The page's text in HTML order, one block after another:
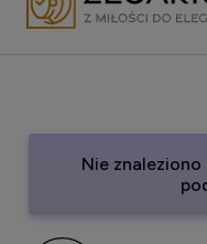
Nie